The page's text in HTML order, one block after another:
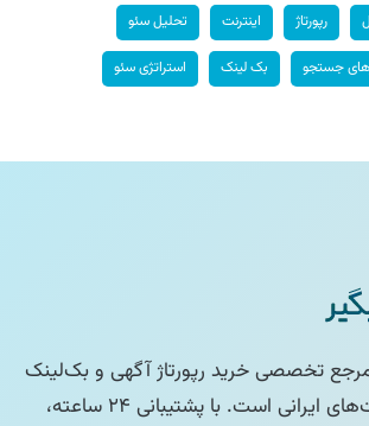
رپورتاژ اینترنت تحلیل سئو
جستجو بک لینک استراتژی سئو
تخصصی خرید رپورتاژ آگهی و بک‌لینک
از معتبرترین سایت‌های ایرانی است. با پشتیبانی ۲۴ ساعته،